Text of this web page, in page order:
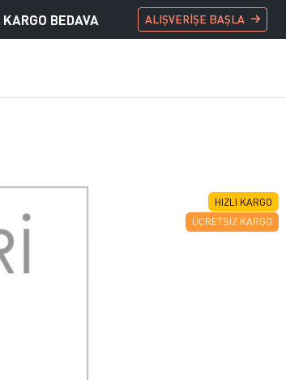
KARGO BEDAVA ALIŞVERİŞE BAŞLA
HIZLI KARGO
ÜCRETSIZ KARGO